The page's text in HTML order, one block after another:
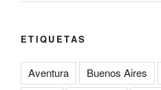
ETIQUETAS
Aventura Buenos Aires